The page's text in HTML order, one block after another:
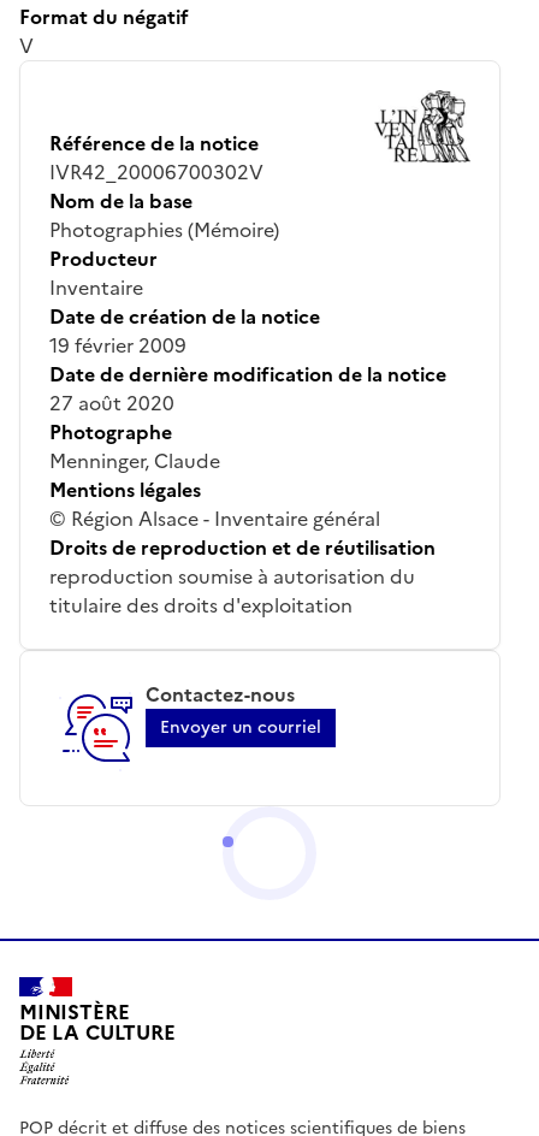
Format du négatif
V
Référence de la notice
IVR42_20006700302V
Nom de la base
Photographies (Mémoire)
Producteur
Inventaire
Date de création de la notice
19 février 2009
Date de dernière modification de la notice
27 août 2020
Photographe
Menninger, Claude
Mentions légales
© Région Alsace - Inventaire général
Droits de reproduction et de réutilisation
reproduction soumise à autorisation du
titulaire des droits d'exploitation
Contactez-nous
Envoyer un courriel
MINISTÈRE
DE LA CULTURE
POP décrit et diffuse des notices scientifiques de biens